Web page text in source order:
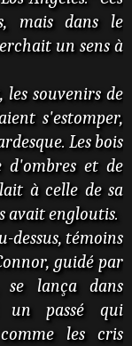
mais dans le
un sens à
souvenirs de
s'estomper,
Les bois
et de
à celle de sa
avait engloutis.
dessus, témoins
guidé par
lança dans
un passé qui
les cris